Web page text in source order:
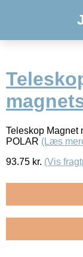
Teleskop Magnet
POLAR (Læs
93.75 kr. (Vis